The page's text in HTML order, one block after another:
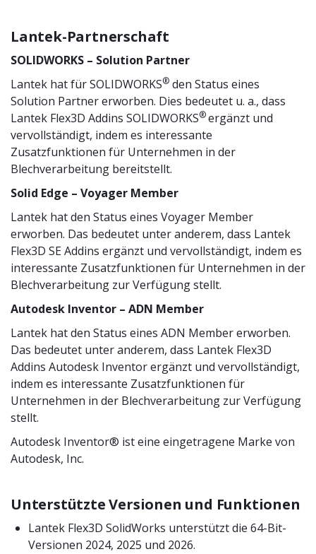
Lantek-Partnerschaft
SOLIDWORKS – Solution Partner
Lantek hat für SOLIDWORKS® den Status eines
Solution Partner erworben. Dies bedeutet u. a., dass
Lantek Flex3D Addins SOLIDWORKS®ergänzt und
vervollständigt, indem es interessante
Zusatzfunktionen für Unternehmen in der
Blechverarbeitung bereitstellt.
Solid Edge – Voyager Member
Lantek hat den Status eines Voyager Member
erworben. Das bedeutet unter anderem, dass Lantek
Flex3D SE Addins ergänzt und vervollständigt, indem es
interessante Zusatzfunktionen für Unternehmen in der
Blechverarbeitung zur Verfügung stellt.
Autodesk Inventor – ADN Member
Lantek hat den Status eines ADN Member erworben.
Das bedeutet unter anderem, dass Lantek Flex3D
Addins Autodesk Inventor ergänzt und vervollständigt,
indem es interessante Zusatzfunktionen für
Unternehmen in der Blechverarbeitung zur Verfügung
stellt.
Autodesk Inventor® ist eine eingetragene Marke von
Autodesk, Inc.
Unterstützte Versionen und Funktionen
Lantek Flex3D SolidWorks unterstützt die 64-Bit-
Versionen 2024, 2025 und 2026.